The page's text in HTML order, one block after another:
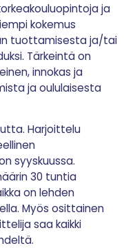
ja
kokemus
tuottamisesta ja/tai
Tärkeintä on
innokas ja
ja oululaisesta
Harjoittelu
syyskuussa.
30 tuntia
on lehden
Myös osittainen
saa kaikki